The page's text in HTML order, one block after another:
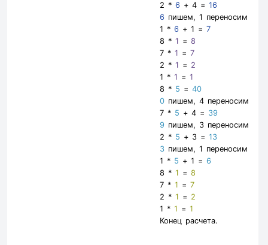
2 *6 + 4 =16
6 пишем, 1 переносим
1 *6 + 1 =7
8 *1 =8
7 *1 =7
2 *1 = 2
1 *1 =1
8 * 5 =40
0 пишем, 4 переносим
7 * 5 + 4 = 39
9 пишем, 3 переносим
2 * 5 + 3 =13
3 пишем, 1 переносим
1 * 5 + 1 =6
8 *1 =8
7 *1 =7
2 *1 = 2
1 *1 =1
Конец расчета.